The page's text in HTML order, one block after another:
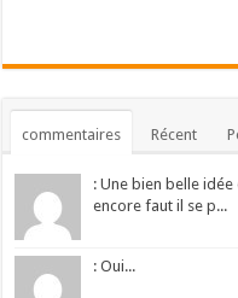
commentaires Récent
: Une bien belle
encore faut il se p...
: Oui...